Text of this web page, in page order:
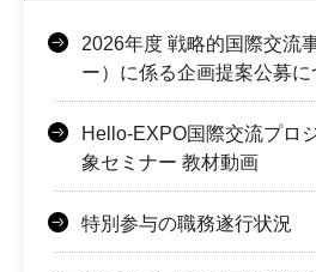
2026年度 戦略的国際交流
ー）に係る企画提案公募に
Hello-EXPO国際交流プロ
象セミナー 教材動画
特別参与の職務遂行状況